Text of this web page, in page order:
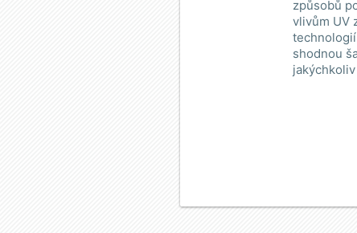
způsobů
vlivům UV
shodnou